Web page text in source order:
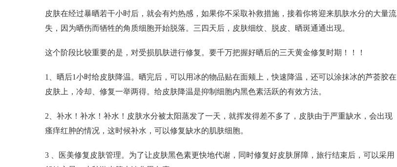
皮肤在经过暴晒若干小时后，就会有灼热感，如果你不采取补救措施，接着你将迎来肌肤水分的大量流
失，因为晒伤而牺牲的角质细胞开始脱落。三四天后，皮肤细纹、脱皮、晒斑通通出现。
这个阶段比较重要的是，对受损肌肤进行修复。要千万把握好晒后的三天黄金修复时期！！！
1、晒后1小时给皮肤降温。晒完后，可以用冰的物品贴在面颊上，快速降温，还可以涂抹冰的芦荟胶在
皮肤上，冷却、修复一举两得。给皮肤降温是抑制细胞内黑色素活跃的有效方法。
2、补水！补水！补水！皮肤水分被太阳蒸发了一天，就挥发得差不多了，皮肤由于严重缺水，会出现
瘙痒红肿的情况，这时候补水，可以修复缺水的肌肤细胞。
3 、医美修复皮肤管理。为了让皮肤黑色素更快地代谢，同时修复好皮肤屏障，旅行结束后，可以采用